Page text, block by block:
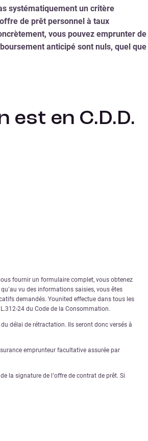
systématiquement un critère
de prêt personnel à taux
vous pouvez emprunter de
anticipé sont nuls, quel que
en C.D.D.
fournir un formulaire complet, vous obtenez
vu des informations saisies, vous êtes
demandés. Younited effectue dans tous les
24 du Code de la Consommation.
délai de rétractation. Ils seront donc versés à
emprunteur facultative assurée par
la signature de l’offre de contrat de prêt. Si